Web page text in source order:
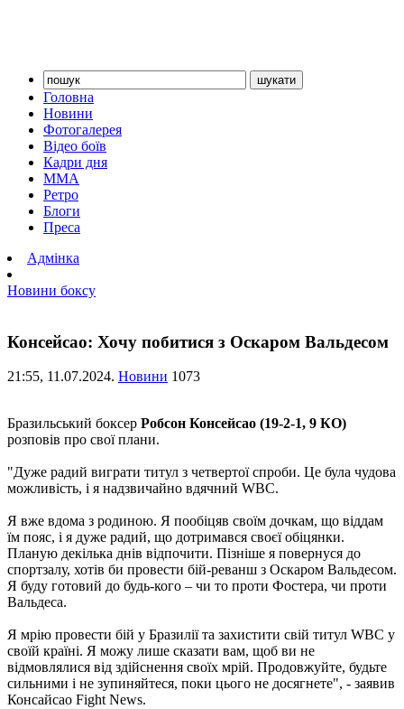
Головна
Новини
Фотогалерея
Відео боїв
Кадри дня
ММА
Ретро
Блоги
Преса
Адмінка
Новини боксу
Консейсао: Хочу побитися з Оскаром Вальдесом
21:55, 11.07.2024. Новини 1073
Бразильський боксер Робсон Консейсао (19-2-1, 9 КО)
розповів про свої плани.
"Дуже радий виграти титул з четвертої спроби. Це була чудова
можливість, і я надзвичайно вдячний WBC.
Я вже вдома з родиною. Я пообіцяв своїм дочкам, що віддам
їм пояс, і я дуже радий, що дотримався своєї обіцянки.
Планую декілька днів відпочити. Пізніше я повернуся до
спортзалу, хотів би провести бій-реванш з Оскаром Вальдесом.
Я буду готовий до будь-кого – чи то проти Фостера, чи проти
Вальдеса.
Я мрію провести бій у Бразилії та захистити свій титул WBC у
своїй країні. Я можу лише сказати вам, щоб ви не
відмовлялися від здійснення своїх мрій. Продовжуйте, будьте
сильними і не зупиняйтеся, поки цього не досягнете", - заявив
Консайсао Fight News.